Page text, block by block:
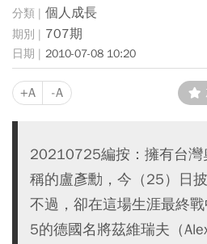
個人成長
707期
2010-07-08 10:20
+A -A
20210725編按：擁有台灣
稱的盧彥勳，今（25）日
不過，卻在這場生涯最終
5的德國名將茲維瑞夫（